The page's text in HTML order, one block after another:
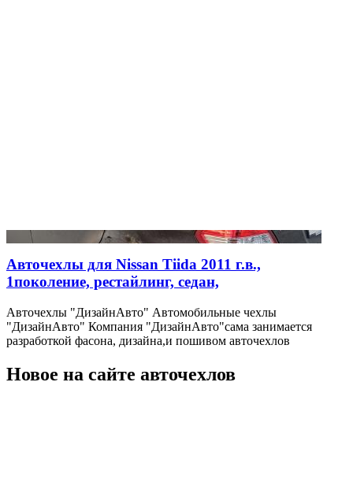
Авточехлы для Nissan Tiida 2011 г.в.,
1поколение, рестайлинг, седан,
Авточехлы "ДизайнАвто" Автомобильные чехлы
"ДизайнАвто" Компания "ДизайнАвто"сама занимается
разработкой фасона, дизайна,и пошивом авточехлов
Новое на сайте авточехлов